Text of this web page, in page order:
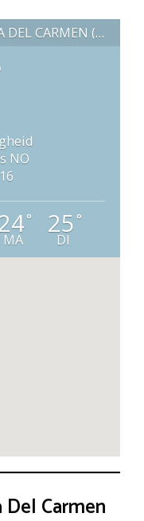
WEERSVOORSPELLING PLAYA DEL CARMEN (MEXICO)
NO
°
MA
25°
DI
Carmen